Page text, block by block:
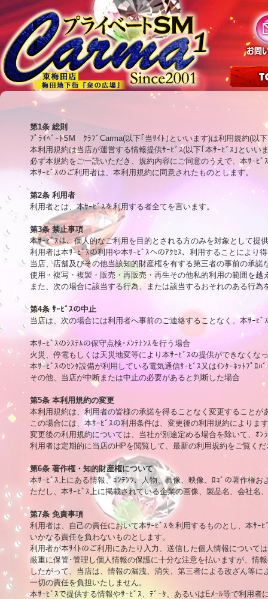
第1条 総則
ﾌﾟﾗｲﾍﾞｰﾄSM　ｸﾗﾌﾞCarma(以下｢当ｻｲﾄ｣といいます)は利用規約(以
本利用規約は当店が運営する情報提供ｻｰﾋﾞｽ(以下｢本ｻｰﾋﾞｽ｣とい
必ず本規約をご一読いただき、規約内容にご同意のうえで、本ｻｰﾋ
本ｻｰﾋﾞｽのご利用者は、本利用規約に同意されたものとします。
第2条 利用者
利用者とは、本ｻｰﾋﾞｽを利用する者全てを言います。
第3条 禁止事項
本ｻｰﾋﾞｽは、個人的なご利用を目的とされる方のみを対象として提
利用者は本ｻｰﾋﾞｽの利用や本ｻｰﾋﾞｽへのｱｸｾｽ、利用することにより
当店、店舗及びその他当該知的財産権を有する第三者の事前の承
使用・複写・複製・販売・再販売・再生その他私的利用の範囲を
また、次の場合に該当する行為、または該当するおそれのある行為
第4条 ｻｰﾋﾞｽの中止
当店は、次の場合には利用者へ事前のご連絡することなく、本ｻｰﾋ
本ｻｰﾋﾞｽのｼｽﾃﾑの保守点検･ﾒﾝﾃﾅﾝｽを行う場合
火災、停電もしくは天災地変等により本ｻｰﾋﾞｽの提供ができなくな
本ｻｰﾋﾞｽのｾﾝﾀ設備が利用している電気通信ｻｰﾋﾞｽ又はｲﾝﾀｰﾈｯﾄﾌﾟﾛﾊ
その他、当店が中断または中止の必要があると判断した場合
第5条 本利用規約の変更
本利用規約は、利用者の皆様の承諾を得ることなく変更することが
この場合には、本ｻｰﾋﾞｽの利用条件は、変更後の利用規約によりま
変更後の利用規約については、当社が別途定める場合を除いて、ｵ
利用者は定期的に当店のHPを閲覧して、最新の利用規約をご覧くだ
第6条 著作権・知的財産権について
本ｻｰﾋﾞｽ上にある情報、ｺﾝﾃﾝﾂ、人物、画像、映像、ﾛｺﾞの著作権
ただし、本ｻｰﾋﾞｽ上に掲載されている企業の画像、製品名、会社
第7条 免責事項
利用者は、自己の責任において本ｻｰﾋﾞｽを利用するものとし、本ｻ
いかなる責任を負わないものとします。
利用者が本ｻｲﾄのご利用にあたり入力、送信した個人情報について
厳重に保管･管理し個人情報の保護に十分な注意を払いますが、情
したがって、当店は、情報の漏洩、消失、第三者による改ざん等
一切の責任を負担いたしません。
本ｻｰﾋﾞｽで提供する情報やｻｰﾋﾞｽ、ﾃﾞｰﾀ、あるいはEﾒｰﾙ等で利用者